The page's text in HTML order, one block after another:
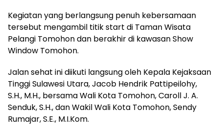
Kegiatan yang berlangsung penuh kebersamaan
tersebut mengambil titik start di Taman Wisata
Pelangi Tomohon dan berakhir di kawasan Show
Window Tomohon.
Jalan sehat ini diikuti langsung oleh Kepala Kejaksaan
Tinggi Sulawesi Utara, Jacob Hendrik Pattipeilohy,
S.H., M.H., bersama Wali Kota Tomohon, Caroll J. A.
Senduk, S.H., dan Wakil Wali Kota Tomohon, Sendy
Rumajar, S.E., M.I.Kom.